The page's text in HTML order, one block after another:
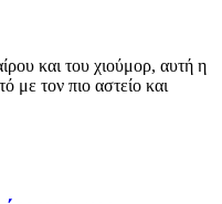
και του χιούμορ, αυτή η
με τον πιο αστείο και